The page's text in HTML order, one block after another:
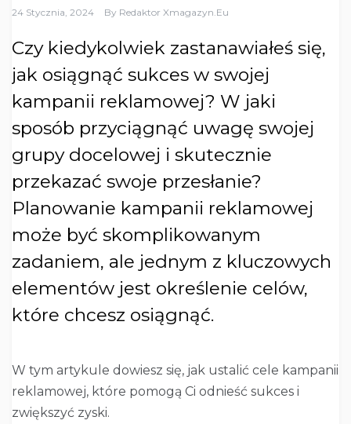
24 Stycznia, 2024 By Redaktor Xmagazyn.eu
Czy kiedykolwiek zastanawiałeś się,
jak osiągnąć sukces w swojej
kampanii reklamowej? W jaki
sposób przyciągnąć uwagę swojej
grupy docelowej i skutecznie
przekazać swoje przesłanie?
Planowanie kampanii reklamowej
może być skomplikowanym
zadaniem, ale jednym z kluczowych
elementów jest określenie celów,
które chcesz osiągnąć.
W tym artykule dowiesz się, jak ustalić cele kampanii
reklamowej, które pomogą Ci odnieść sukces i
zwiększyć zyski.